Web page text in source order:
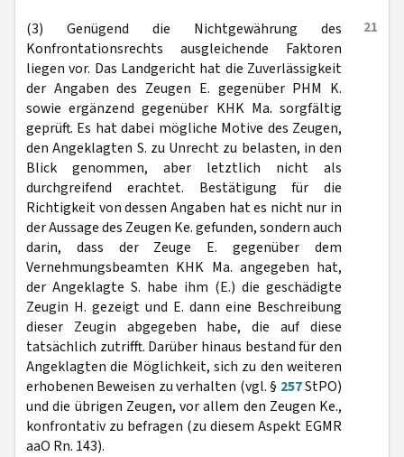
21
(3) Genügend die Nichtgewährung des
Konfrontationsrechts ausgleichende Faktoren
liegen vor. Das Landgericht hat die Zuverlässigkeit
der Angaben des Zeugen E. gegenüber PHM K.
sowie ergänzend gegenüber KHK Ma. sorgfältig
geprüft. Es hat dabei mögliche Motive des Zeugen,
den Angeklagten S. zu Unrecht zu belasten, in den
Blick genommen, aber letztlich nicht als
durchgreifend erachtet. Bestätigung für die
Richtigkeit von dessen Angaben hat es nicht nur in
der Aussage des Zeugen Ke. gefunden, sondern auch
darin, dass der Zeuge E. gegenüber dem
Vernehmungsbeamten KHK Ma. angegeben hat,
der Angeklagte S. habe ihm (E.) die geschädigte
Zeugin H. gezeigt und E. dann eine Beschreibung
dieser Zeugin abgegeben habe, die auf diese
tatsächlich zutrifft. Darüber hinaus bestand für den
Angeklagten die Möglichkeit, sich zu den weiteren
erhobenen Beweisen zu verhalten (vgl. § 257StPO)
und die übrigen Zeugen, vor allem den Zeugen Ke.,
konfrontativ zu befragen (zu diesem Aspekt EGMR
aaO Rn. 143).